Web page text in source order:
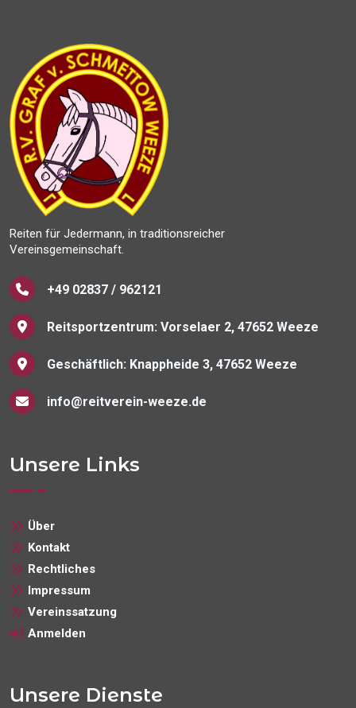
Reiten für Jedermann, in traditionsreicher
Vereinsgemeinschaft.
+49 02837 / 962121
Reitsportzentrum: Vorselaer 2, 47652 Weeze
Geschäftlich: Knappheide 3, 47652 Weeze
info@reitverein-weeze.de
Unsere Links
Über
Kontakt
Rechtliches
Impressum
Vereinssatzung
Anmelden
Unsere Dienste